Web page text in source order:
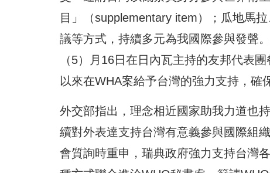
目」（supplementary item）；瓜地馬
議等方式，持續多元為我國際參與發聲
（5）月16日在日內瓦主持的友邦代表
以來在WHA案給予台灣的強力支持，確
外交部指出，理念相近國家助我力道也
續對外表達支持台灣有意義參與國際組
會質詢時重申，瑞典政府強力支持台灣